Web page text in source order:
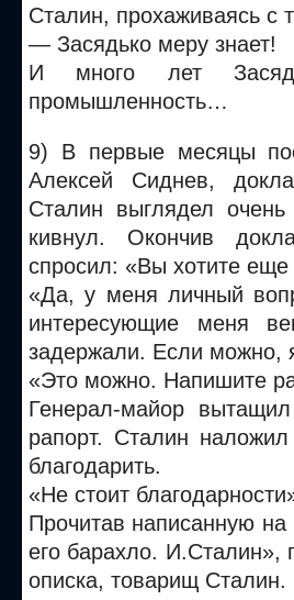
Сталин, прохаживаясь с
— Засядько меру знает!
И много лет
промышленность…
9) В первые месяцы
Алексей Сиднев,
Сталин выглядел
кивнул. Окончив
спросил: «Вы хотите еще
«Да, у меня личный
интересующие меня
задержали. Если можно,
«Это можно. Напишите
Генерал-майор
рапорт. Сталин
благодарить.
«Не стоит
Прочитав написанную
его барахло. И.Сталин»,
описка, товарищ